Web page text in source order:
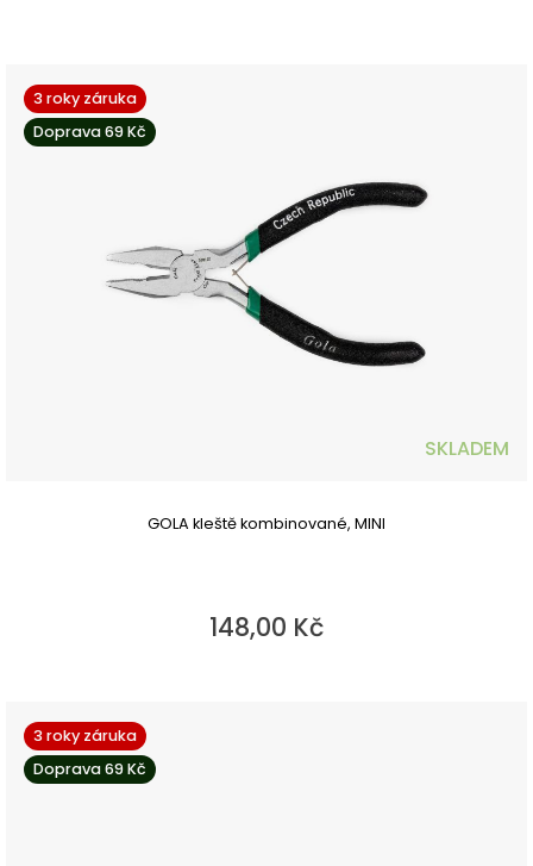
3 roky záruka
Doprava 69 Kč
SKLADEM
GOLA kleště kombinované, MINI
148,00 Kč
3 roky záruka
Doprava 69 Kč